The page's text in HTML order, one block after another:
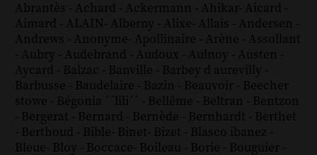
Abrantès - Achard - Ackermann - Ahikar- Aicard -
Aimard - ALAIN- Alberny - Alixe- Allais - Andersen -
Andrews - Anonyme- Apollinaire - Arène - Assollant
- Aubry - Audebrand - Audoux - Aulnoy - Austen -
Aycard - Balzac - Banville - Barbey d aurevilly -
Barbusse - Baudelaire - Bazin - Beauvoir - Beecher
stowe - Bégonia ´´lili´´ - Bellême - Beltran - Bentzon
- Bergerat - Bernard - Bernède - Bernhardt - Berthet
- Berthoud - Bible- Binet- Bizet - Blasco ibanez -
Bleue- Bloy - Boccace- Boileau - Borie - Bouguier -